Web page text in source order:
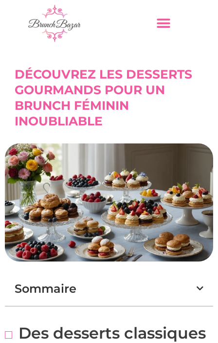
DÉCOUVREZ LES DESSERTS
GOURMANDS POUR UN
BRUNCH FÉMININ
INOUBLIABLE
Sommaire
Des desserts classiques